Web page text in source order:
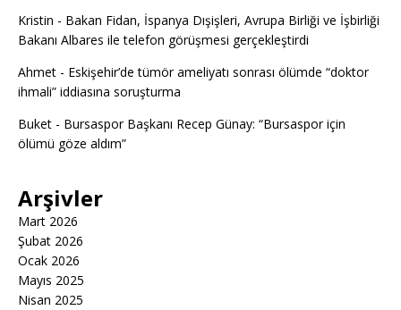
Kristin - Bakan Fidan, İspanya Dışişleri, Avrupa Birliği ve İşbirliği
Bakanı Albares ile telefon görüşmesi gerçekleştirdi
Ahmet - Eskişehir’de tümör ameliyatı sonrası ölümde “doktor
ihmali” iddiasına soruşturma
Buket - Bursaspor Başkanı Recep Günay: “Bursaspor için
ölümü göze aldım”
Arşivler
Mart 2026
Şubat 2026
Ocak 2026
Mayıs 2025
Nisan 2025